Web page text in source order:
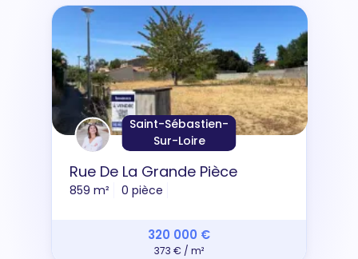
Saint-Sébastien-
Sur-Loire
Rue De La Grande Pièce
859 m² 0 pièce
320 000 €
373 € / m²